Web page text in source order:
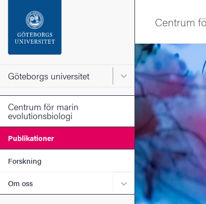
Sidfoten
Om webbplatsen
Göteborgs universitet Huvudmeny för
Centrum för marin
evolutionsbiologi
Publikationer
Forskning
Om oss Undermeny för Om
Centrum
Bild